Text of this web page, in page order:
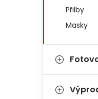
Přilby
Masky